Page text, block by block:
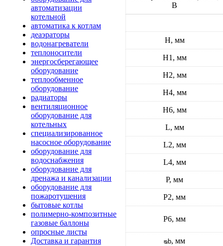
автоматизации
котельной
автоматика к котлам
деаэраторы
водонагреватели
теплоносители
энергосберегающее
оборудование
теплообменное
оборудование
радиаторы
вентиляционное
оборудование для
котельных
специализированное
насосное оборудование
оборудование для
водоснабжения
оборудование для
дренажа и канализации
оборудование для
пожаротушения
бытовые котлы
полимерно-композитные
газовые баллоны
опросные листы
Доставка и гарантия
В
H, мм
H1, мм
H2, мм
H4, мм
H6, мм
L, мм
L2, мм
L4, мм
P, мм
P2, мм
P6, мм
ᴓb, мм